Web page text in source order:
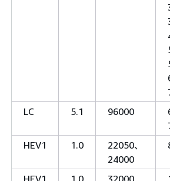
LC
5.1 96000
HEV1
1.0
22050、
24000
HEV1 1.0 32000